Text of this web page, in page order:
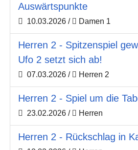
Auswärtspunkte
10.03.2026 / Damen 1
Herren 2 - Spitzenspiel
Ufo 2 setzt sich ab!
07.03.2026 / Herren 2
Herren 2 - Spiel um die
23.02.2026 / Herren
Herren 2 - Rückschlag in